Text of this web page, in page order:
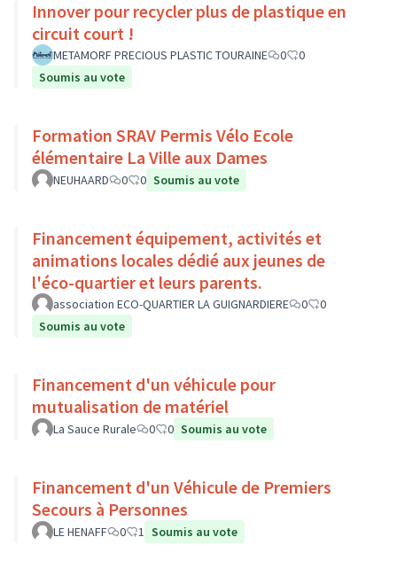
Innover pour recycler plus de plastique en
circuit court !
METAMORF PRECIOUS PLASTIC TOURAINE 0
0
Soumis au vote
Formation SRAV Permis Vélo Ecole
élémentaire La Ville aux Dames
NEUHAARD 0 0 Soumis au vote
Financement équipement, activités et
animations locales dédié aux jeunes de
l'éco-quartier et leurs parents.
association ECO-QUARTIER LA GUIGNARDIERE 0
0
Soumis au vote
Financement d'un véhicule pour
mutualisation de matériel
La Sauce Rurale 0 0 Soumis au vote
Financement d'un Véhicule de Premiers
Secours à Personnes
LE HENAFF 0 1 Soumis au vote